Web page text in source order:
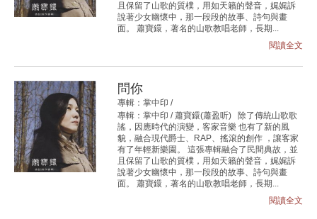
且保留了山歌的質樸，用如天籟的聲音，娓娓訴
說著少女幽懷中，那一段段的故事、詩句與畫
面。 蕭寶鐶，著名的山歌教唱老師，長期...
閱讀全文
問你
專輯：掌中印 /
專輯：掌中印 / 蕭寶鐶(蕭盈听) 除了傳統山歌歌
謠，因應時代的演變，客家音樂 也有了新的風
貌，融合現代爵士、RAP、搖滾的創作 ，讓客家
有了年輕新樂園。 這張專輯融合了民間典故，並
且保留了山歌的質樸，用如天籟的聲音，娓娓訴
說著少女幽懷中，那一段段的故事、詩句與畫
面。 蕭寶鐶，著名的山歌教唱老師，長期...
閱讀全文